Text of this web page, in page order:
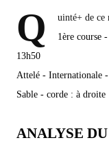
Q
uinté+ de ce
1ère course
13h50
Attelé - Internationale
Sable - corde : à droite
ANALYSE